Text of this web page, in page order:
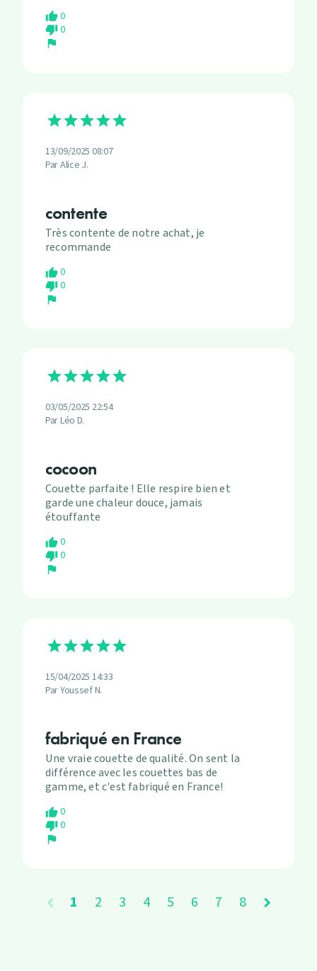
thumb_up0
thumb_down0
flag
13/09/2025 08:07
Par Alice J.
contente
Très contente de notre achat, je
recommande
thumb_up0
thumb_down0
flag
03/05/2025 22:54
Par Léo D.
cocoon
Couette parfaite ! Elle respire bien et
garde une chaleur douce, jamais
étouffante
thumb_up0
thumb_down0
flag
15/04/2025 14:33
Par Youssef N.
fabriqué en France
Une vraie couette de qualité. On sent la
différence avec les couettes bas de
gamme, et c'est fabriqué en France!
thumb_up0
thumb_down0
flag
chevron_left 1 2 3 4 5 6 7 8 chevron_right